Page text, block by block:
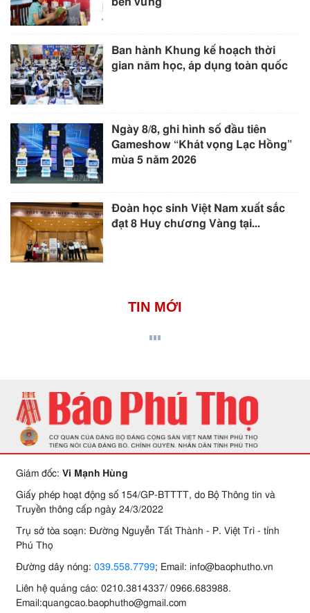
Ban hành Khung kế hoạch thời
gian năm học, áp dụng toàn quốc
Ngày 8/8, ghi hình số đầu tiên
Gameshow “Khát vọng Lạc Hồng”
mùa 5 năm 2026
Đoàn học sinh Việt Nam xuất sắc
đạt 8 Huy chương Vàng tại...
TIN MỚI
Giám đốc: Vi Mạnh Hùng
Giấy phép hoạt động số 154/GP-BTTTT, do Bộ Thông tin và
Truyền thông cấp ngày 24/3/2022
Trụ sở tòa soạn: Đường Nguyễn Tất Thành - P. Việt Trì - tỉnh
Phú Thọ
Đường dây nóng: 039.558.7799; Email: info@baophutho.vn
Liên hệ quảng cáo: 0210.3814337/ 0966.683988.
Email:quangcao.baophutho@gmail.com